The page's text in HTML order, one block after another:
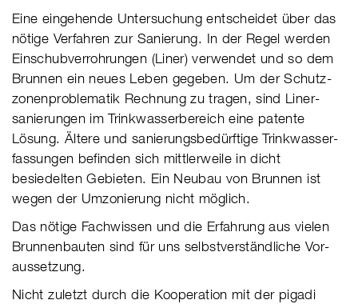
Eine ein­ge­hende Unter­su­chung ent­schei­det über das
nötige Ver­fah­ren zur Sanie­rung. In der Regel wer­den
Ein­schub­ver­roh­run­gen (Liner) ver­wen­det und so dem
Brun­nen ein neues Leben gege­ben. Um der Schutz­
zonen­problematik Rechnung zu tragen, sind Liner­
sanierungen im Trink­wasser­bereich eine patente
Lösung. Ältere und sanierungs­bedürftige Trink­wasser­
fassungen befinden sich mittlerweile in dicht
besiedelten Gebieten. Ein Neubau von Brunnen ist
wegen der Um­zonierung nicht möglich.
Das nötige Fach­wis­sen und die Erfah­rung aus vie­len
Brun­nen­bau­ten sind für uns selbst­ver­ständ­li­che Vor­
aus­set­zung.
Nicht zuletzt durch die Koope­ra­tion mit der pigadi